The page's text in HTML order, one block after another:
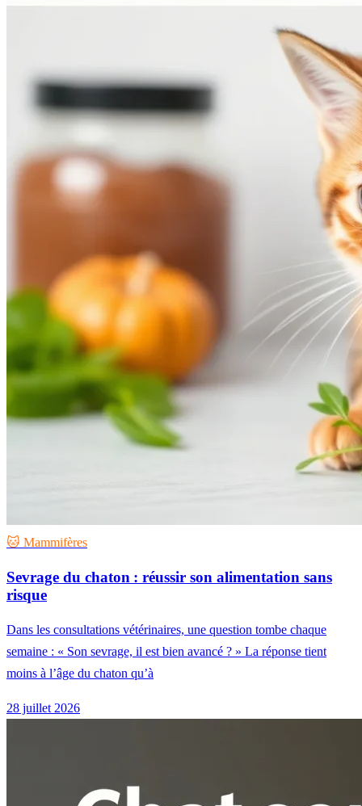
🐱 Mammifères
Sevrage du chaton : réussir son alimentation sans
risque
Dans les consultations vétérinaires, une question tombe chaque
semaine : « Son sevrage, il est bien avancé ? » La réponse tient
moins à l’âge du chaton qu’à
28 juillet 2026